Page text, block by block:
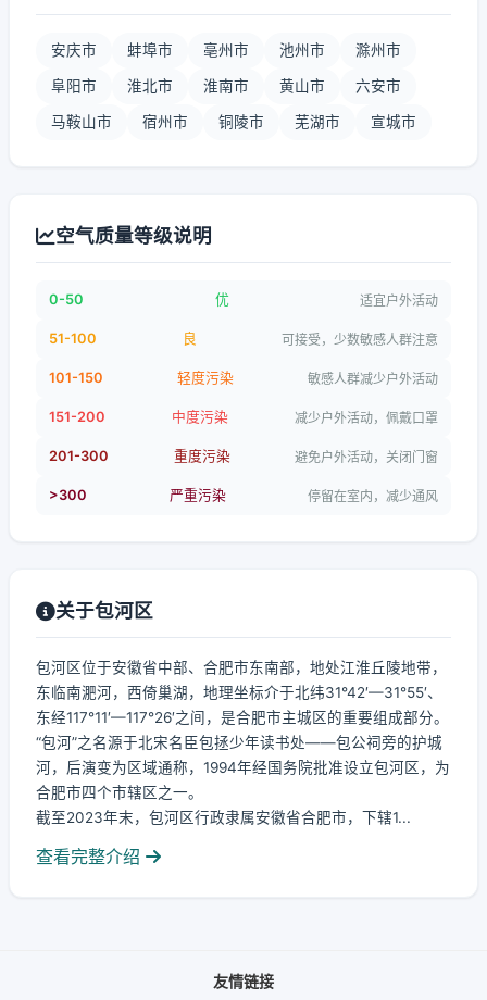
安庆市 蚌埠市 亳州市 池州市 滁州市
阜阳市 淮北市 淮南市 黄山市 六安市
马鞍山市 宿州市 铜陵市 芜湖市 宣城市
空气质量等级说明
0-50 优 适宜户外活动
51-100 良 可接受，少数敏感人群注意
101-150 轻度污染 敏感人群减少户外活动
151-200 中度污染 减少户外活动，佩戴口罩
201-300 重度污染 避免户外活动，关闭门窗
>300 严重污染 停留在室内，减少通风
关于包河区
包河区位于安徽省中部、合肥市东南部，地处江淮丘陵地带，
东临南淝河，西倚巢湖，地理坐标介于北纬31°42′—31°55′、
东经117°11′—117°26′之间，是合肥市主城区的重要组成部分。
“包河”之名源于北宋名臣包拯少年读书处——包公祠旁的护城
河，后演变为区域通称，1994年经国务院批准设立包河区，为
合肥市四个市辖区之一。
截至2023年末，包河区行政隶属安徽省合肥市，下辖1...
查看完整介绍
友情链接